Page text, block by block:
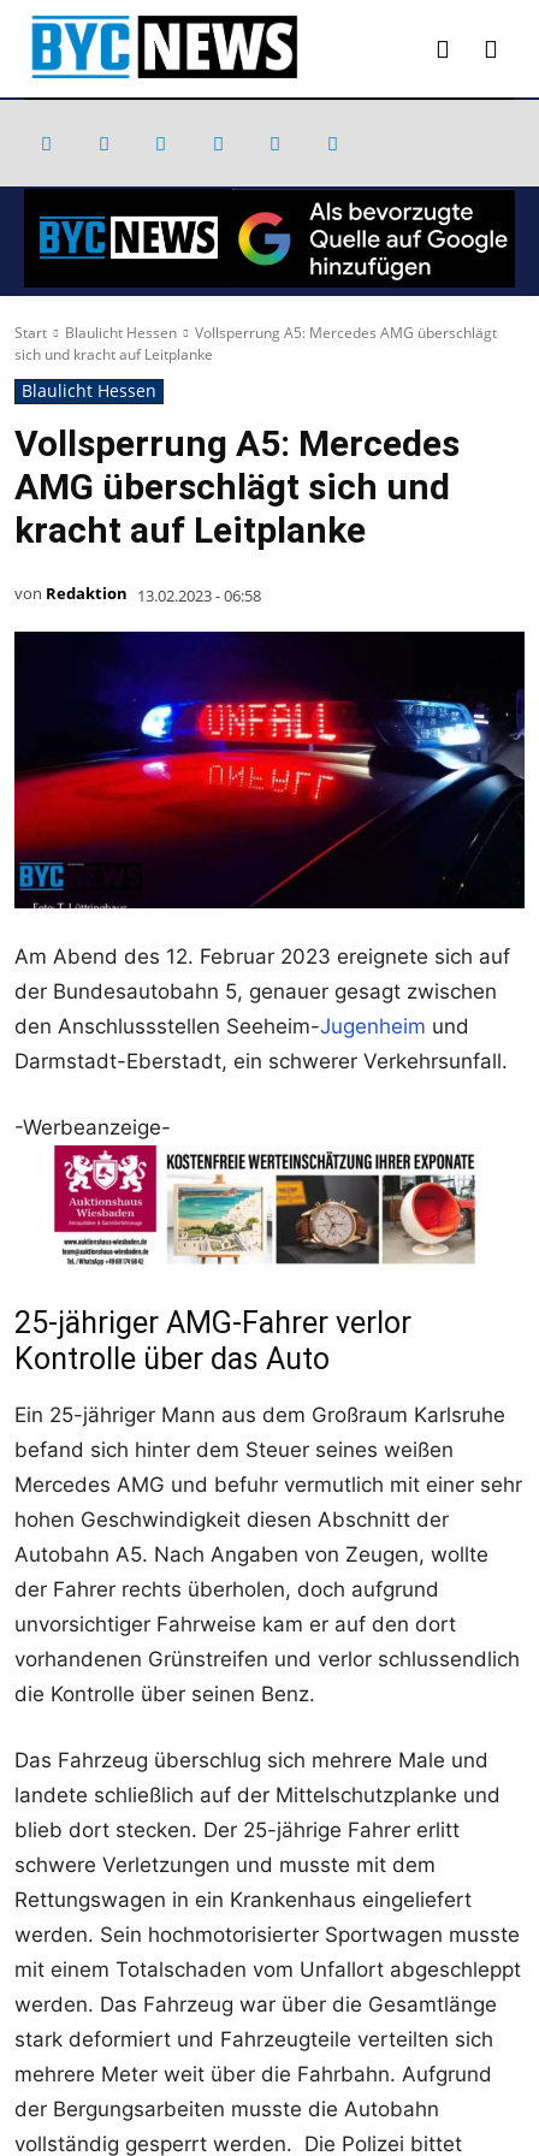
Start Blaulicht Hessen
Vollsperrung A5: Mercedes AMG überschlägt
sich und kracht auf Leitplanke
Blaulicht Hessen
Vollsperrung A5: Mercedes
AMG überschlägt sich und
kracht auf Leitplanke
von Redaktion 13.02.2023 - 06:58
Am Abend des 12. Februar 2023 ereignete sich auf
der Bundesautobahn 5, genauer gesagt zwischen
den Anschlussstellen Seeheim-Jugenheim und
Darmstadt-Eberstadt, ein schwerer Verkehrsunfall.
-Werbeanzeige-
25-jähriger AMG-Fahrer verlor
Kontrolle über das Auto
Ein 25-jähriger Mann aus dem Großraum Karlsruhe
befand sich hinter dem Steuer seines weißen
Mercedes AMG und befuhr vermutlich mit einer sehr
hohen Geschwindigkeit diesen Abschnitt der
Autobahn A5. Nach Angaben von Zeugen, wollte
der Fahrer rechts überholen, doch aufgrund
unvorsichtiger Fahrweise kam er auf den dort
vorhandenen Grünstreifen und verlor schlussendlich
die Kontrolle über seinen Benz.
Das Fahrzeug überschlug sich mehrere Male und
landete schließlich auf der Mittelschutzplanke und
blieb dort stecken. Der 25-jährige Fahrer erlitt
schwere Verletzungen und musste mit dem
Rettungswagen in ein Krankenhaus eingeliefert
werden. Sein hochmotorisierter Sportwagen musste
mit einem Totalschaden vom Unfallort abgeschleppt
werden. Das Fahrzeug war über die Gesamtlänge
stark deformiert und Fahrzeugteile verteilten sich
mehrere Meter weit über die Fahrbahn. Aufgrund
der Bergungsarbeiten musste die Autobahn
vollständig gesperrt werden. Die Polizei bittet